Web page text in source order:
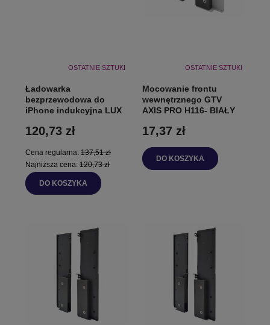
OSTATNIE SZTUKI
Ładowarka
bezprzewodowa do
iPhone indukcyjna LUX
120,73 zł
Cena regularna: 137,51 zł
Najniższa cena: 120,73 zł
DO KOSZYKA
OSTATNIE SZTUKI
Mocowanie frontu
wewnętrznego GTV
AXIS PRO H116- BIAŁY
17,37 zł
DO KOSZYKA